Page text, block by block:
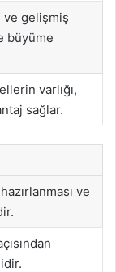
ve gelişmiş
büyüme
varlığı,
sağlar.
ve